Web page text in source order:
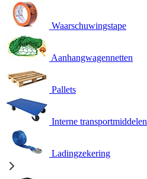
Waarschuwingstape
Aanhangwagennetten
Pallets
Interne transportmiddelen
Ladingzekering